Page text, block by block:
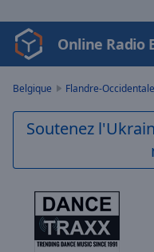
Video
Player
Play
Video
Skip
Forward
Online Radio
Belgique Flandre-Occidentale
Soutenez